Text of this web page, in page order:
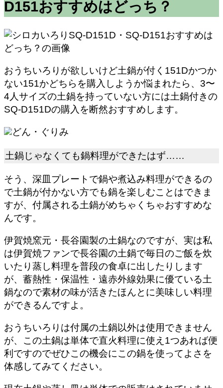
D151おすすめはどっち？
おうちいろりが欲しいけど土鍋が付く151Dかつか
ない151かどちらを購入しようか悩まれたら、3〜
4人サイズの土鍋を持っていない方には土鍋付きの
SQ-D151Dの購入を断然おすすめします。
どん・ぐりみ
土鍋じゃなくても鍋料理ができたはず……
そう、深皿プレートで鍋や煮込み料理ができるの
で土鍋が付かない方でも鍋を楽しむことはできま
すが、付属される土鍋がめちゃくちゃおすすめな
んです。
伊賀焼窯元・長谷園製の土鍋なのですが、実は私
は伊賀焼ファンで長谷園の土鍋で毎日のご飯を炊
いたり蒸し料理を普段の食卓に出したりします
が、 蓄熱性・保温性・遠赤外線効果に優ている土
鍋なので素材の味が活きたほんとに美味しい料理
ができるんですよ。
おうちいろりは付属の土鍋以外は使用できません
が、この土鍋は単体で直火料理に使え1つあれば便
利ですのでぜひこの機会にこの鍋を使ってよさを
体感してみてください。